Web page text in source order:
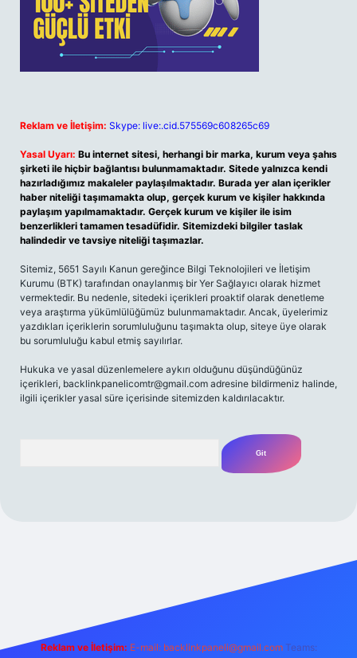
Reklam ve İletişim: Skype: live:.cid.575569c608265c69
Yasal Uyarı: Bu internet sitesi, herhangi bir marka, kurum veya şahıs
şirketi ile hiçbir bağlantısı bulunmamaktadır. Sitede yalnızca kendi
hazırladığımız makaleler paylaşılmaktadır. Burada yer alan içerikler
haber niteliği taşımamakta olup, gerçek kurum ve kişiler hakkında
paylaşım yapılmamaktadır. Gerçek kurum ve kişiler ile isim
benzerlikleri tamamen tesadüfidir. Sitemizdeki bilgiler taslak
halindedir ve tavsiye niteliği taşımazlar.
Sitemiz, 5651 Sayılı Kanun gereğince Bilgi Teknolojileri ve İletişim
Kurumu (BTK) tarafından onaylanmış bir Yer Sağlayıcı olarak hizmet
vermektedir. Bu nedenle, sitedeki içerikleri proaktif olarak denetleme
veya araştırma yükümlülüğümüz bulunmamaktadır. Ancak, üyelerimiz
yazdıkları içeriklerin sorumluluğunu taşımakta olup, siteye üye olarak
bu sorumluluğu kabul etmiş sayılırlar.
Hukuka ve yasal düzenlemelere aykırı olduğunu düşündüğünüz
içerikleri, backlinkpanelicomtr@gmail.com adresine bildirmeniz halinde,
ilgili içerikler yasal süre içerisinde sitemizden kaldırılacaktır.
Reklam ve İletişim: E-mail: backlinkpaneli@gmail.com Teams: